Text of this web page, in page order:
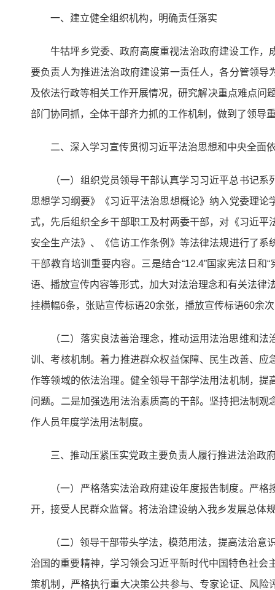
一、建立健全组织机构，明确责任落实
牛牯坪乡党委、政府高度重视法治政府建设工作
要负责人为推进法治政府建设第一责任人，各分管领
及依法行政等相关工作开展情况，研究解决重点难点问
部门协同抓，全体干部齐力抓的工作机制，做到了领导
二、深入学习宣传贯彻习近平法治思想和中央全面
（一）组织党员领导干部认真学习习近平总书记
思想学习纲要》《习近平法治思想概论》纳入党委理
式，先后组织全乡干部职工及村两委干部，对《习近
安全生产法》、《信访工作条例》等法律法规进行了
干部教育培训重要内容。三是结合“12.4”国家宪法日
语、播放宣传内容等形式，加大对法治理念和有关法律
挂横幅6条，张贴宣传标语20余张，播放宣传标语60余
（二）落实良法善治理念，推动运用法治思维和
训、考核机制。着力推进群众权益保障、民生改善、
作等领域的依法治理。健全领导干部学法用法机制，
问题。二是加强选用法治素质高的干部。坚持把法制
作人员年度学法用法制度。
三、推动压紧压实党政主要负责人履行推进法治政
（一）严格落实法治政府建设年度报告制度。严
开，接受人民群众监督。将法治建设纳入我乡发展总体
（二）领导干部带头学法，模范用法，提高法治
治国的重要精神，学习领会习近平新时代中国特色社会
策机制，严格执行重大决策公共参与、专家论证、风